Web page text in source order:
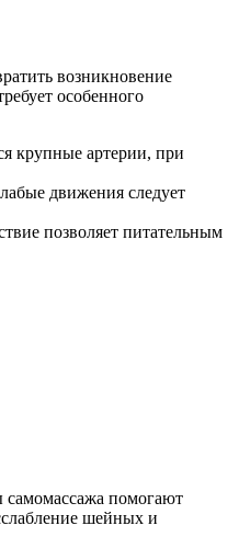
возникновение
особенного
крупные артерии, при
движения следует
позволяет питательным
самомассажа помогают
шейных и